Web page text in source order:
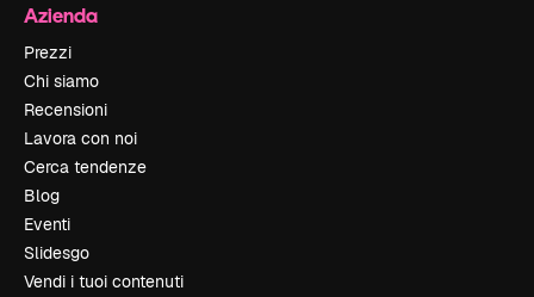
Azienda
Prezzi
Chi siamo
Recensioni
Lavora con noi
Cerca tendenze
Blog
Eventi
Slidesgo
Vendi i tuoi contenuti